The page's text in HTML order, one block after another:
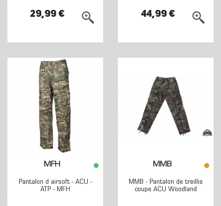
29,99 € 44,99 €
MFH
Pantalon d airsoft - ACU -
ATP - MFH
MMB
MMB - Pantalon de treillis
coupe ACU Woodland